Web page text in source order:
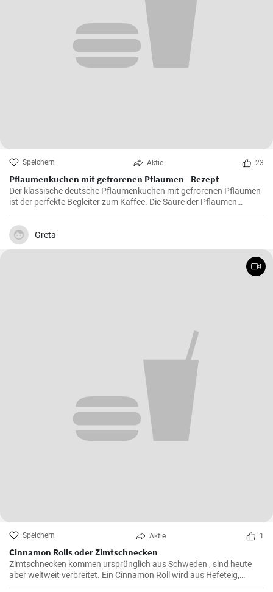
Speichern Aktie 23
Pflaumenkuchen mit gefrorenen Pflaumen - Rezept
Der klassische deutsche Pflaumenkuchen mit gefrorenen Pflaumen
ist der perfekte Begleiter zum Kaffee. Die Säure der Pflaumen
kombiniert mit der Süße des Kuchenteigs ergibt ein harmonisches
Geschmackserlebnis.
Greta
Speichern Aktie 1
Cinnamon Rolls oder Zimtschnecken
Zimtschnecken kommen ursprünglich aus Schweden , sind heute
aber weltweit verbreitet. Ein Cinnamon Roll wird aus Hefeteig,
Butter, Zimt und Zucker zubereitet . Ihre Kinder und Kaffeegäste